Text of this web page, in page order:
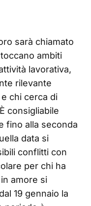
sarà chiamato
ambiti
lavorativa,
rilevante
chi cerca di
consigliabile
fino alla seconda
data si
conflitti con
per chi ha
amore si
19 gennaio la